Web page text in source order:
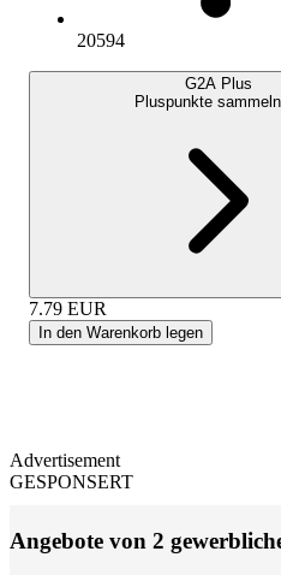
20594
G2A Plus
Pluspunkte
7.79 EUR
In den Warenkorb legen
Advertisement
GESPONSERT
Angebote von 2